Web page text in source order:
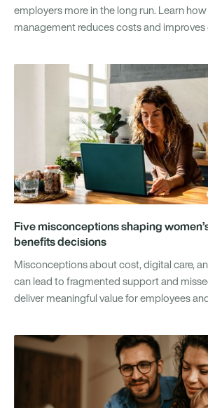
employers more in the long run. Learn
management reduces costs and
Five misconceptions shaping
benefits decisions
Misconceptions about cost, digital care,
can lead to fragmented support and
deliver meaningful value for employees